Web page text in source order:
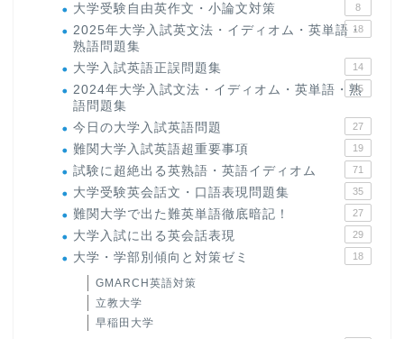
大学受験自由英作文・小論文対策 8
2025年大学入試英文法・イディオム・英単語・
熟語問題集
18
大学入試英語正誤問題集 14
2024年大学入試文法・イディオム・英単語・熟
語問題集
15
今日の大学入試英語問題 27
難関大学入試英語超重要事項 19
試験に超絶出る英熟語・英語イディオム 71
大学受験英会話文・口語表現問題集 35
難関大学で出た難英単語徹底暗記！ 27
大学入試に出る英会話表現 29
大学・学部別傾向と対策ゼミ 18
GMARCH英語対策
立教大学
早稲田大学